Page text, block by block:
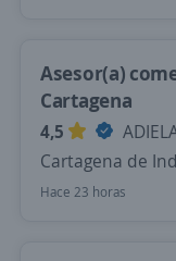
Asesor(a)
Cartagena
4,5
Cartagena de
Hace 23 horas